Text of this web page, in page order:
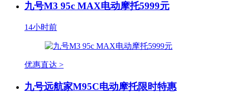
九号M3 95c MAX电动摩托5999元
14小时前
优惠直达 >
九号远航家M95C电动摩托限时特惠